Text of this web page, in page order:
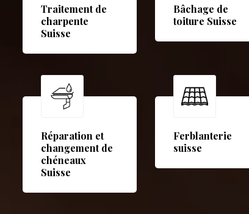
Traitement de
charpente
Suisse
Bâchage de
toiture Suisse
Réparation et
changement de
chéneaux
Suisse
Ferblanterie
suisse